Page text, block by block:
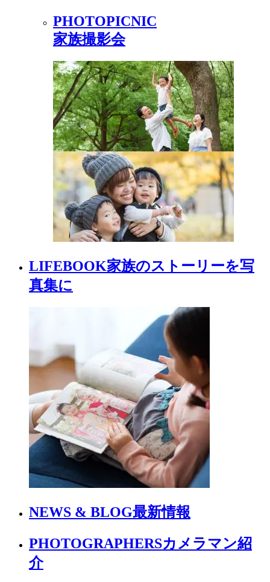
PHOTOPICNIC
家族撮影会
LIFEBOOK家族のストーリーを写
真集に
NEWS & BLOG最新情報
PHOTOGRAPHERSカメラマン紹
介